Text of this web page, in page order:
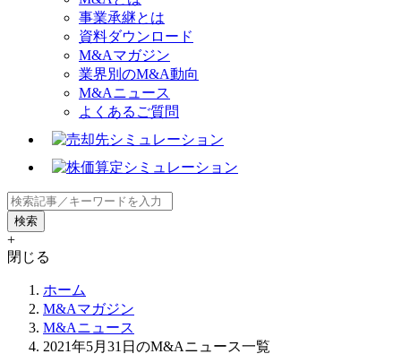
事業承継とは
資料ダウンロード
M&Aマガジン
業界別のM&A動向
M&Aニュース
よくあるご質問
+
閉じる
ホーム
M&Aマガジン
M&Aニュース
2021年5月31日のM&Aニュース一覧